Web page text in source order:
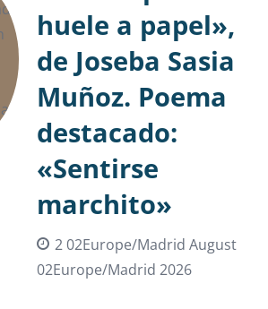
huele a papel»,
de Joseba Sasia
Muñoz. Poema
destacado:
«Sentirse
marchito»
2 02Europe/Madrid August
02Europe/Madrid 2026